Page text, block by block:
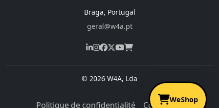
WeShop
Braga, Portugal
geral@w4a.pt
© 2026 W4A, Lda
Politique de confidentialité Conditions